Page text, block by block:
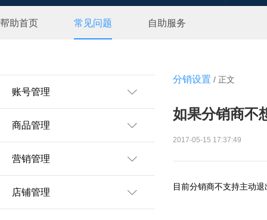
帮助首页 常见问题 自助服务
账号管理
商品管理
营销管理
店铺管理
分销设置 / 正文
如果分销商不
2017-05-15 17:37:49
目前分销商不支持主动